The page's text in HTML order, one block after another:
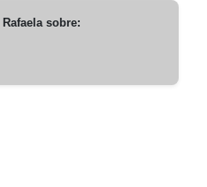
Rafaelasobre: